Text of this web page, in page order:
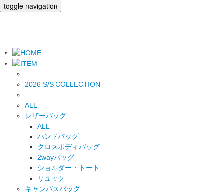
toggle navigation
2026 S/S COLLECTION
ALL
レザーバッグ
ALL
ハンドバッグ
クロスボディバッグ
2wayバッグ
ショルダー・トート
リュック
キャンバスバッグ